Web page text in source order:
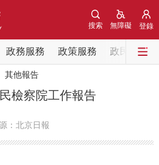
登錄
無障礙
搜索
政務服務 政策服務 政民互動
國務院資訊
其他報告
檢察院工作報告
：北京日報